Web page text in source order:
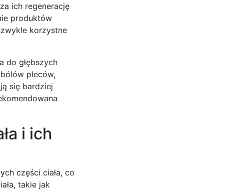
ich regenerację
produktów
korzystne
do głębszych
pleców,
się bardziej
i ich
części ciała, co
takie jak